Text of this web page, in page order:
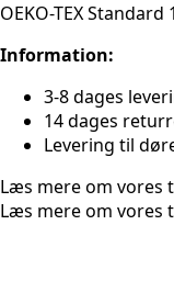
OEKO-TEX
Information:
3-8 dages
14 dages
Levering til
Læs mere om
Læs mere om